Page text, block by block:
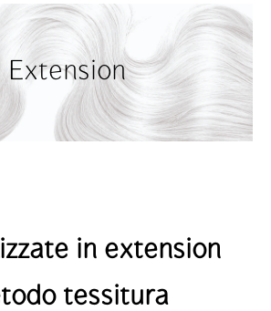
Extension
in extension
tessitura